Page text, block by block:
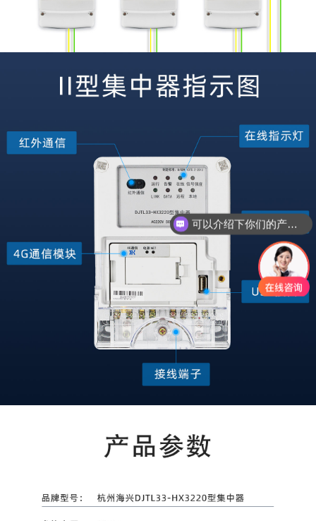
可以介绍下你们的产品么